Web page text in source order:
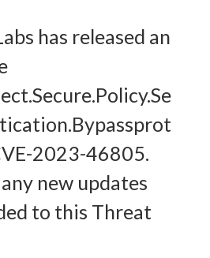
has released an
2023-46805.
new updates
to this Threat